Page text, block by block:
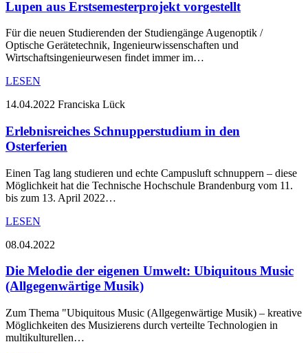
Lupen aus Erstsemesterprojekt vorgestellt
Für die neuen Studierenden der Studiengänge Augenoptik /
Optische Gerätetechnik, Ingenieurwissenschaften und
Wirtschaftsingenieurwesen findet immer im…
LESEN
14.04.2022 Franciska Lück
Erlebnisreiches Schnupperstudium in den
Osterferien
Einen Tag lang studieren und echte Campusluft schnuppern – diese
Möglichkeit hat die Technische Hochschule Brandenburg vom 11.
bis zum 13. April 2022…
LESEN
08.04.2022
Die Melodie der eigenen Umwelt: Ubiquitous Music
(Allgegenwärtige Musik)
Zum Thema "Ubiquitous Music (Allgegenwärtige Musik) – kreative
Möglichkeiten des Musizierens durch verteilte Technologien in
multikulturellen…